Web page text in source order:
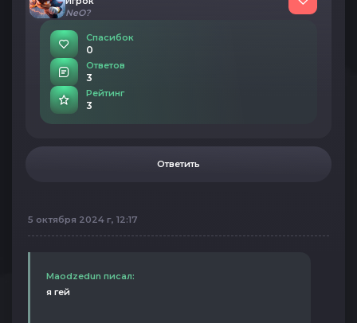
NeO?
Спасибок
0
Ответов
3
Рейтинг
3
Ответить
5 октября 2024 г, 12:17
Maodzedun писал:
я гей